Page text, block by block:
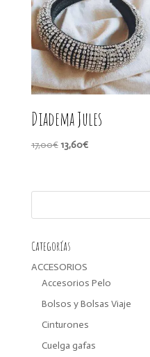
Diadema Jules
17,00€El
era:
13,60€El
es:
Categorías
ACCESORIOS
Accesorios Pelo
Bolsos y Bolsas Viaje
Cinturones
Cuelga gafas